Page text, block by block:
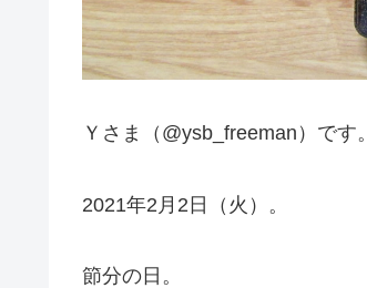
Ｙさま（@ysb_freeman）です。
2021年2月2日（火）。
節分の日。